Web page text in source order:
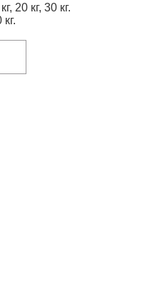
20 кг, 30 кг.